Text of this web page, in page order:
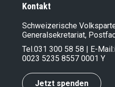
Kontakt
Schweizerische
Generalsekretariat,
Tel.031 300 58 58 | E-Mail:
0023 5235 8557 0001 Y
Jetzt spenden